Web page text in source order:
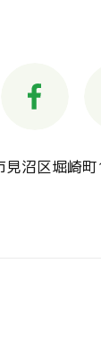
沼区堀崎